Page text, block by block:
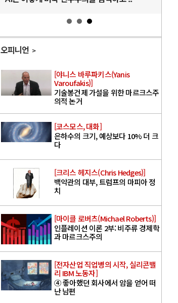
오피니언
[야니스 바루파키스(Yanis
Varoufakis)]
기술봉건제 가설을 위한 마르크스주
의적 논거
[코스모스, 대화]
은하수의 크기, 예상보다 10% 더 크
다
[크리스 헤지스(Chris Hedges)]
백악관의 대부, 트럼프의 마피아 정
치
[마이클 로버츠(Michael Roberts)]
인플레이션 이론 2부: 비주류 경제학
과 마르크스주의
[전자산업 직업병의 시작, 실리콘밸
리 IBM 노동자]
④ 좋아했던 회사에서 암을 얻어 떠
난 남편